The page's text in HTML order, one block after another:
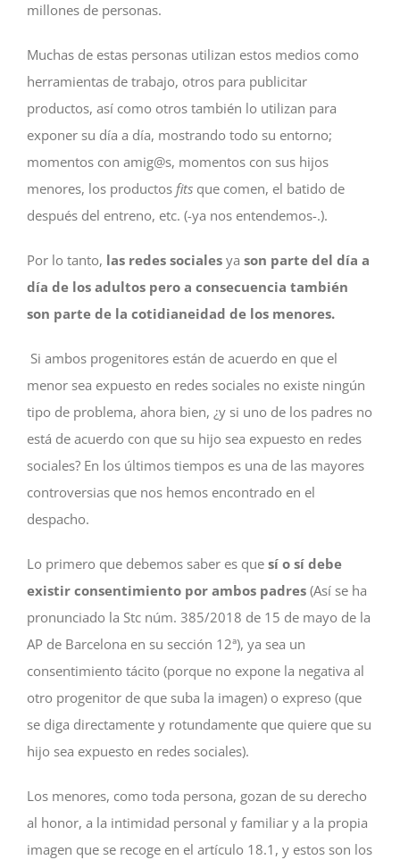
millones de personas.
Muchas de estas personas utilizan estos medios como
herramientas de trabajo, otros para publicitar
productos, así como otros también lo utilizan para
exponer su día a día, mostrando todo su entorno;
momentos con amig@s, momentos con sus hijos
menores, los productos fitsque comen, el batido de
después del entreno, etc. (-ya nos entendemos-.).
Por lo tanto, las redes socialesya son parte del día a
día de los adultos pero a consecuencia también
son parte de la cotidianeidad de los menores.
Si ambos progenitores están de acuerdo en que el
menor sea expuesto en redes sociales no existe ningún
tipo de problema, ahora bien, ¿y si uno de los padres no
está de acuerdo con que su hijo sea expuesto en redes
sociales? En los últimos tiempos es una de las mayores
controversias que nos hemos encontrado en el
despacho.
Lo primero que debemos saber es que sí o sí debe
existir consentimiento por ambos padres (Así se ha
pronunciado la Stc núm. 385/2018 de 15 de mayo de la
AP de Barcelona en su sección 12ª), ya sea un
consentimiento tácito (porque no expone la negativa al
otro progenitor de que suba la imagen) o expreso (que
se diga directamente y rotundamente que quiere que su
hijo sea expuesto en redes sociales).
Los menores, como toda persona, gozan de su derecho
al honor, a la intimidad personal y familiar y a la propia
imagen que se recoge en el artículo 18.1, y estos son los